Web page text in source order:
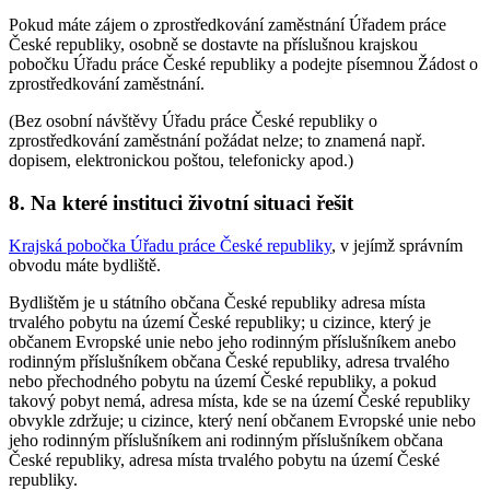
Pokud máte zájem o zprostředkování zaměstnání Úřadem práce
České republiky, osobně se dostavte na příslušnou krajskou
pobočku Úřadu práce České republiky a podejte písemnou Žádost o
zprostředkování zaměstnání.
(Bez osobní návštěvy Úřadu práce České republiky o
zprostředkování zaměstnání požádat nelze; to znamená např.
dopisem, elektronickou poštou, telefonicky apod.)
8. Na které instituci životní situaci řešit
Krajská pobočka Úřadu práce České republiky, v jejímž správním
obvodu máte bydliště.
Bydlištěm je u státního občana České republiky adresa místa
trvalého pobytu na území České republiky; u cizince, který je
občanem Evropské unie nebo jeho rodinným příslušníkem anebo
rodinným příslušníkem občana České republiky, adresa trvalého
nebo přechodného pobytu na území České republiky, a pokud
takový pobyt nemá, adresa místa, kde se na území České republiky
obvykle zdržuje; u cizince, který není občanem Evropské unie nebo
jeho rodinným příslušníkem ani rodinným příslušníkem občana
České republiky, adresa místa trvalého pobytu na území České
republiky.